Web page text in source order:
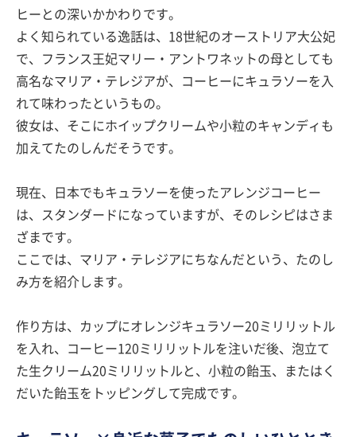
ヒーとの深いかかわりです。
よく知られている逸話は、18世紀のオーストリア大公妃
で、フランス王妃マリー・アントワネットの母としても
高名なマリア・テレジアが、コーヒーにキュラソーを入
れて味わったというもの。
彼女は、そこにホイップクリームや小粒のキャンディも
加えてたのしんだそうです。
現在、日本でもキュラソーを使ったアレンジコーヒー
は、スタンダードになっていますが、そのレシピはさま
ざまです。
ここでは、マリア・テレジアにちなんだという、たのし
み方を紹介します。
作り方は、カップにオレンジキュラソー20ミリリットル
を入れ、コーヒー120ミリリットルを注いだ後、泡立て
た生クリーム20ミリリットルと、小粒の飴玉、またはく
だいた飴玉をトッピングして完成です。